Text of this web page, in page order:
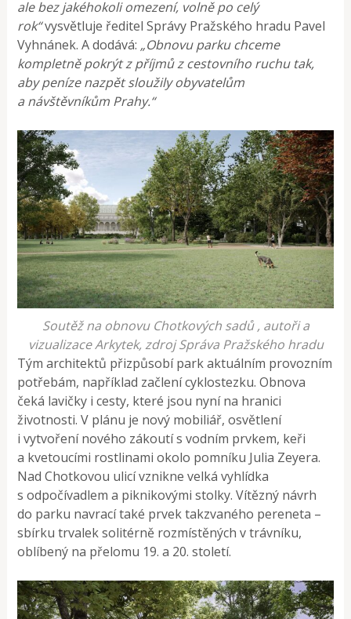
ale bez jakéhokoli omezení, volně po celý
rok“vysvětluje ředitel Správy Pražského hradu Pavel
Vyhnánek. A dodává: „Obnovu parku chceme
kompletně pokrýt z příjmů z cestovního ruchu tak,
aby peníze nazpět sloužily obyvatelům
a návštěvníkům Prahy.“
Soutěž na obnovu Chotkových sadů , autoři a
vizualizace Arkytek, zdroj Správa Pražského hradu
Tým architektů přizpůsobí park aktuálním provozním
potřebám, například začlení cyklostezku. Obnova
čeká lavičky i cesty, které jsou nyní na hranici
životnosti. V plánu je nový mobiliář, osvětlení
i vytvoření nového zákoutí s vodním prvkem, keři
a kvetoucími rostlinami okolo pomníku Julia Zeyera.
Nad Chotkovou ulicí vznikne velká vyhlídka
s odpočívadlem a piknikovými stolky. Vítězný návrh
do parku navrací také prvek takzvaného pereneta –
sbírku trvalek solitérně rozmístěných v trávníku,
oblíbený na přelomu 19. a 20. století.